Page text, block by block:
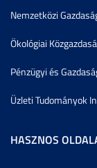
Nemzetközi
Ökológiai
Pénzügyi és
Üzleti Tudományok
HASZNOS